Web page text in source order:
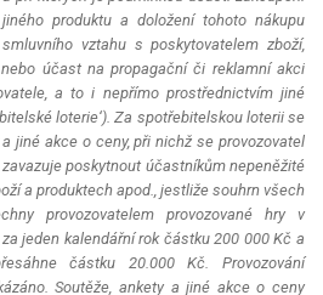
produktu a doložení tohoto nákupu
vztahu s poskytovatelem zboží,
účast na propagační či reklamní akci
a to i nepřímo prostřednictvím jiné
loterie‘). Za spotřebitelskou loterii se
jiné akce o ceny, při nichž se provozovatel
poskytnout účastníkům nepeněžité
a produktech apod., jestliže souhrn všech
provozovatelem provozované hry v
jeden kalendářní rok částku 200 000 Kč a
částku 20.000 Kč. Provozování
Soutěže, ankety a jiné akce o ceny